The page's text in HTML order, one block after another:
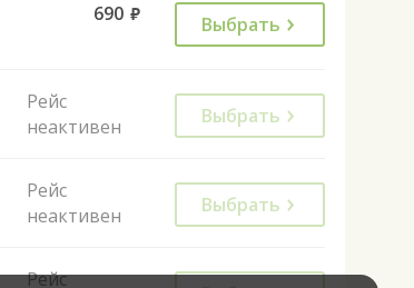
690 руб. Выбрать
Рейс
неактивен
Выбрать
Рейс
неактивен
Выбрать
Рейс